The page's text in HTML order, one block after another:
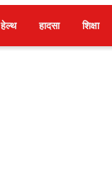
हेल्थ हादसा शिक्षा